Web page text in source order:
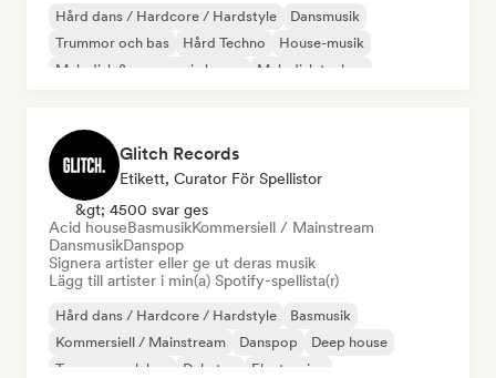
Hård dans / Hardcore / Hardstyle
Dansmusik
Trummor och bas
Hård Techno
House-musik
Melodisk & progressiv house
Melodisk techno
Glitch Records
Etikett, Curator För Spellistor
&gt; 4500 svar ges
Acid houseBasmusikKommersiell / Mainstream
DansmusikDanspop
Signera artister eller ge ut deras musik
Lägg till artister i min(a) Spotify-spellista(r)
Hård dans / Hardcore / Hardstyle
Basmusik
Kommersiell / Mainstream
Danspop
Deep house
Trummor och bas
Dubstep Electronica